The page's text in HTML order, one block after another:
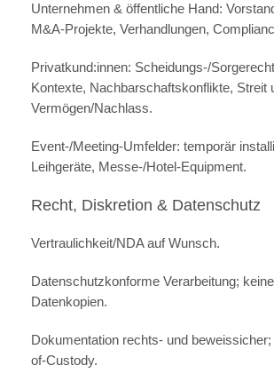
Unternehmen & öffentliche Hand:
M&A-Projekte, Verhandlungen,
Privatkund:innen: Scheidungs-/
Kontexte, Nachbarschaftskonflikte, Streit
Vermögen/Nachlass.
Event-/Meeting-Umfelder: temporär
Leihgeräte, Messe-/Hotel-Equipment.
Recht, Diskretion & Datenschutz
Vertraulichkeit/NDA auf Wunsch.
Datenschutzkonforme Verarbeitung;
Datenkopien.
Dokumentation rechts- und
of-Custody.